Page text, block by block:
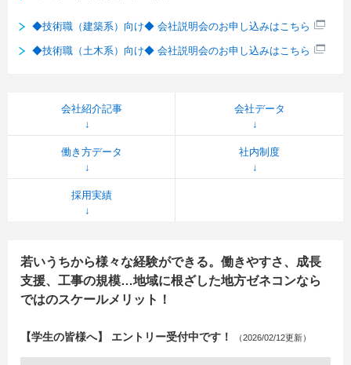
◆技術職（建築系）向け◆ 会社説明会のお申し込みはこちら
◆技術職（土木系）向け◆ 会社説明会のお申し込みはこちら
会社紹介記事 会社データ
働き方データ 社内制度
採用実績
若いうちから様々な経験ができる。働きやすさ、成長
支援、工事の規模…地域に根ざした地方ゼネコンなら
ではのスケールメリット！
【学生の皆様へ】 エントリー受付中です！ （2026/02/12更新）